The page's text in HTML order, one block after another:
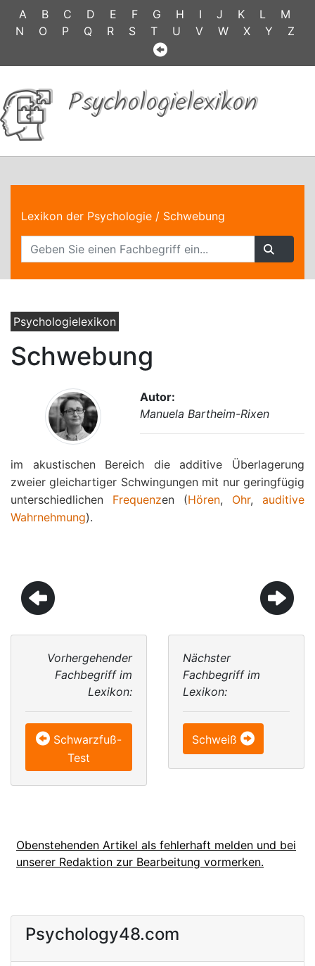
A B C D E F G H I J K L
M
N
O P Q R S T U V W X Y Z
Psychologielexikon
Lexikon der Psychologie / Schwebung
Psychologielexikon
Schwebung
Autor:
Manuela Bartheim-Rixen
im akustischen Bereich die additive Überlagerung
zweier gleichartiger Schwingungen mit nur geringfügig
unterschiedlichen Frequenzen (Hören, Ohr, auditive
Wahrnehmung).
Vorhergehender
Fachbegriff im
Lexikon:
Schwarzfuß-
Test
Nächster
Fachbegriff im
Lexikon:
Schweiß
Obenstehenden Artikel als fehlerhaft melden und bei
unserer Redaktion zur Bearbeitung vormerken.
Psychology48.com